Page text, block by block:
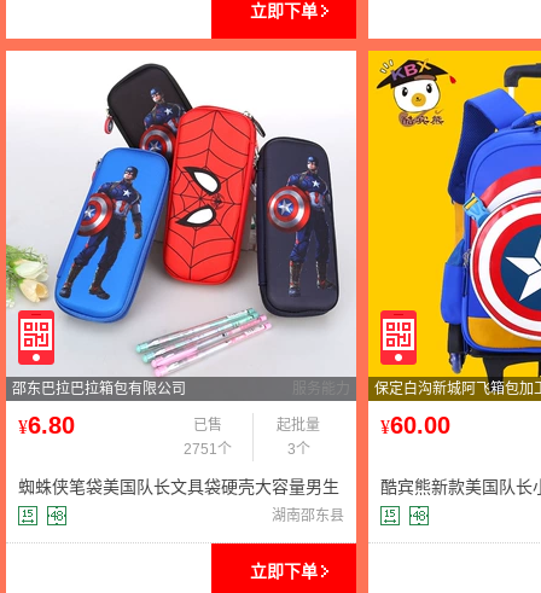
立即下单
邵东巴拉巴拉箱包有限公司
¥6.80
已售
2751个
起批量
3个
蜘蛛侠笔袋美国队长文具袋硬壳大容量男生
小学生铅笔盒厂家批发
湖南邵东县
立即下单
保定白沟新城阿飞箱包加
¥60.00
酷宾熊新款美国队长
3-6三轮爬楼梯儿童